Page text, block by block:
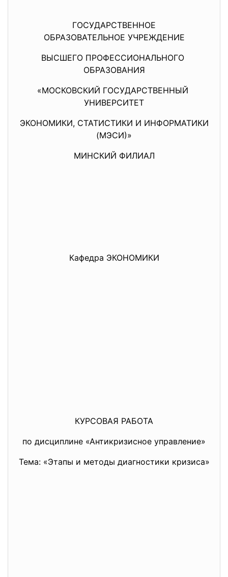
ГОСУДАРСТВЕННОЕ
ОБРАЗОВАТЕЛЬНОЕ УЧРЕЖДЕНИЕ
ВЫСШЕГО ПРОФЕССИОНАЛЬНОГО
ОБРАЗОВАНИЯ
«МОСКОВСКИЙ ГОСУДАРСТВЕННЫЙ
УНИВЕРСИТЕТ
ЭКОНОМИКИ, СТАТИСТИКИ И ИНФОРМАТИКИ
(МЭСИ)»
МИНСКИЙ ФИЛИАЛ
Кафедра ЭКОНОМИКИ
КУРСОВАЯ РАБОТА
по дисциплине «Антикризисное управление»
Тема: «Этапы и методы диагностики кризиса»